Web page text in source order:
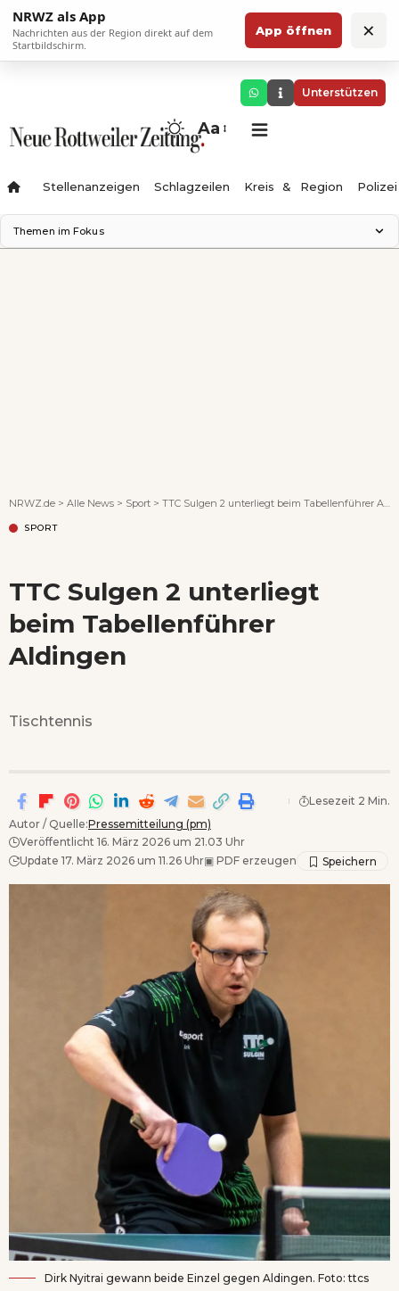
NRWZ als App
Nachrichten aus der Region direkt auf dem
Startbildschirm.
App öffnen ×
Unterstützen
Aa
Stellenanzeigen Schlagzeilen Kreis & Region Polizei
Themen im Fokus
NRWZ.de > Alle News > Sport > TTC Sulgen 2 unterliegt beim Tabellenführer Aldingen
SPORT
TTC Sulgen 2 unterliegt
beim Tabellenführer
Aldingen
Tischtennis
Autor / Quelle:Pressemitteilung (pm)
Veröffentlicht 16. März 2026 um 21.03 Uhr
Update 17. März 2026 um 11.26 Uhr▣ PDF erzeugen
Lesezeit 2 Min.
Dirk Nyitrai gewann beide Einzel gegen Aldingen. Foto: ttcs